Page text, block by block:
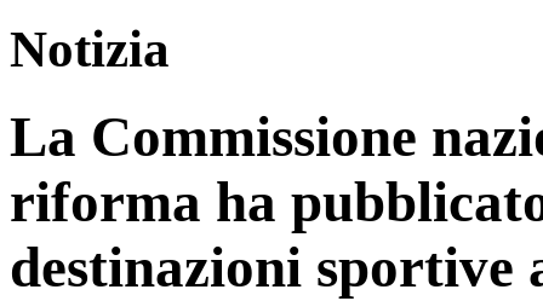
Notizia
La Commissione
riforma ha
destinazioni